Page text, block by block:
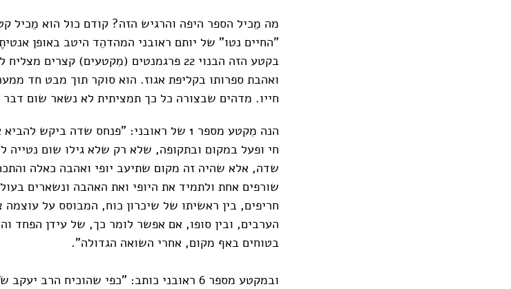
מה מֵכיל הספר היפה והרגיש הזה? קודם כול הוא מֵכיל
"החיים נטו" של יותם ראובני המהדהֵד היטב באופן
בקטע הזה הבנוי 22 פרגמנטים (מִקטעים)
ואהבת ספרותו בקליפת אגוז. הוא סוקר תוך מבט חד
חייו. מדהים שבצורה כל כך תמציתית לא נשאר שום דבר
הנה מִקטע מספר 1 של ראובני: "פנחס שדה
חי ופעל במקום ובתקופה, שלא רק שלא גילו שום נטייה
שדה, אלא שהיה זה מקום שתיעב יופי ואהבה כאלה
שורפים אחת ולתמיד את היופי ואת האהבה ונשארים
חריפים, בין ראשיתו של שיכרון כוח, המבוסס על עוצמה
הערבים, ובין סופו, אם אפשר לומר כך, של עידן הפחד
בטוחים באף מקום, אחרי השואה הגדולה".
ובמקטע מספר 6 ראובני כותב: "כפי שהוכיח